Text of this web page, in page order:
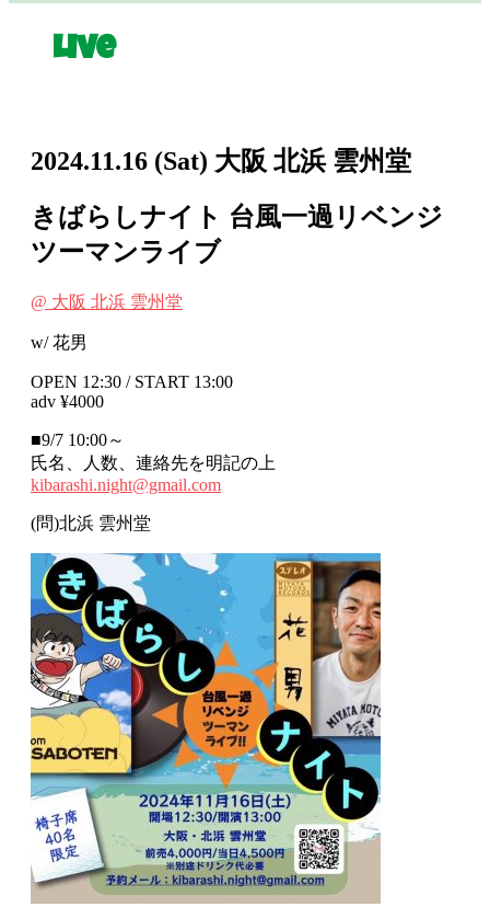
Live
2024.11.16 (Sat) 大阪 北浜 雲州堂
きばらしナイト 台風一過リベンジ
ツーマンライブ
@ 大阪 北浜 雲州堂
w/ 花男
OPEN 12:30 / START 13:00
adv ¥4000
■9/7 10:00～
氏名、人数、連絡先を明記の上
kibarashi.night@gmail.com
(問)北浜 雲州堂